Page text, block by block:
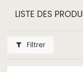
LISTE DES
Filtrer